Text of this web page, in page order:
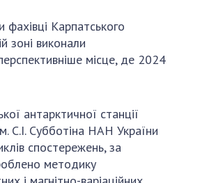
Карпатського
зоні виконали
місце, де 2024
антарктичної станції
С.І. Субботіна НАН України
спостережень, за
методику